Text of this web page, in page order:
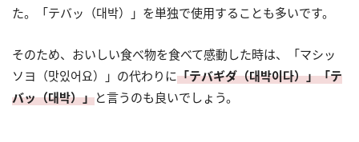
た。「テバッ（대박）」を単独で使用することも多いです。
そのため、おいしい食べ物を食べて感動した時は、「マシッ
ソヨ（맛있어요）」の代わりに「テバギダ（대박이다）」「テ
バッ（대박）」と言うのも良いでしょう。